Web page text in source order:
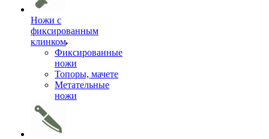
Ножи с
фиксированным
клинком
Фиксированные
ножи
Топоры, мачете
Метательные
ножи